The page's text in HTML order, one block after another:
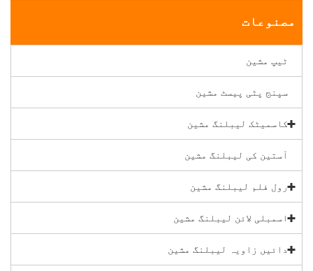
مصنوعات
ٹیپ مشین
سپنج پٹی پیسٹ مشین
کاسمیٹک لیبلنگ مشین
آستین کی لیبلنگ مشین
رول فلم لیبلنگ مشین
اسمبلی لائن لیبلنگ مشین
دائیں زاویہ لیبلنگ مشین